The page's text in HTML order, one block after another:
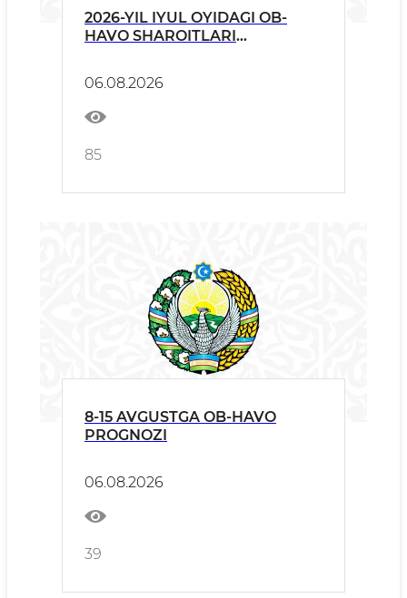
2026-YIL IYUL OYIDAGI OB-
HAVO SHAROITLARI
06.08.2026
85
8-15 AVGUSTGA OB-HAVO
PROGNOZI
06.08.2026
39